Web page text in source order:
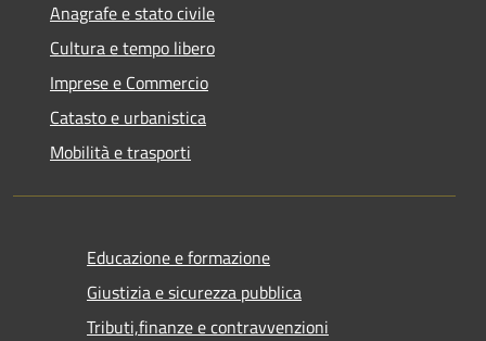
Anagrafe e stato civile
Cultura e tempo libero
Imprese e Commercio
Catasto e urbanistica
Mobilità e trasporti
Educazione e formazione
Giustizia e sicurezza pubblica
Tributi,finanze e contravvenzioni